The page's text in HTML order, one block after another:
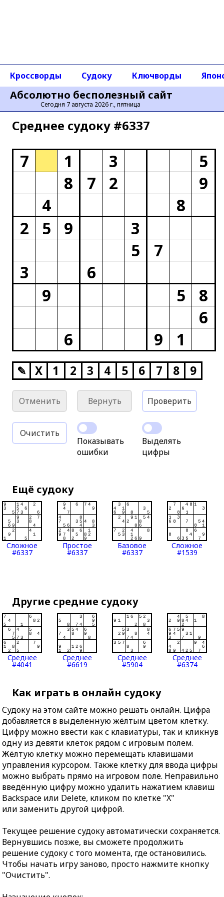
Абсолютно бесполезный сайт
Сегодня 7 августа 2026 г., пятница
Кроссворды Судоку Ключворды
Среднее cудоку #6337
7 1 3
5
8
7 2
9
4
8
2
5 9
3
5
7
3
6
9
5
8
6
6
9 1
✎ X 1 2 3 4 5 6 7 8 9
Отменить Вернуть Проверить
Очистить
Показывать
ошибки
Выделять
цифры
Ещё судоку
Сложное
#6337
Простое
#6337
Базовое
#6337
Сложное
#1539
Другие средние судоку
Среднее
#4041
Среднее
#6619
Среднее
#5904
Среднее
#6374
Как играть в онлайн судоку
Судоку на этом сайте можно решать онлайн. Цифра
добавляется в выделенную жёлтым цветом клетку.
Цифру можно ввести как с клавиатуры, так и кликнув
одну из девяти клеток рядом с игровым полем.
Жёлтую клетку можно перемещать клавишами
управления курсором. Также клетку для ввода цифры
можно выбрать прямо на игровом поле. Неправильно
введённую цифру можно удалить нажатием клавиш
Backspace или Delete, кликом по клетке "X"
или заменить другой цифрой.
Текущее решение судоку автоматически сохраняется.
Вернувшись позже, вы сможете продолжить
решение судоку с того момента, где остановились.
Чтобы начать игру заново, просто нажмите кнопку
"Очистить".